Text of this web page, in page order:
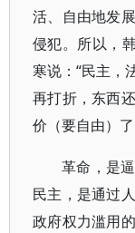
活、自由地发
侵犯。所以，
寒说：“民主，
再打折，东西
价（要自由）
革命，是
民主，是通过
政府权力滥用